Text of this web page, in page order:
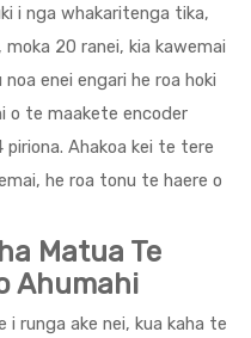
i nga whakaritenga tika,
20 ranei, kia kawemai
enei engari he roa hoki
o te maakete encoder
piriona. Ahakoa kei te tere
he roa tonu te haere o
Matua Te
Ahumahi
runga ake nei, kua kaha te